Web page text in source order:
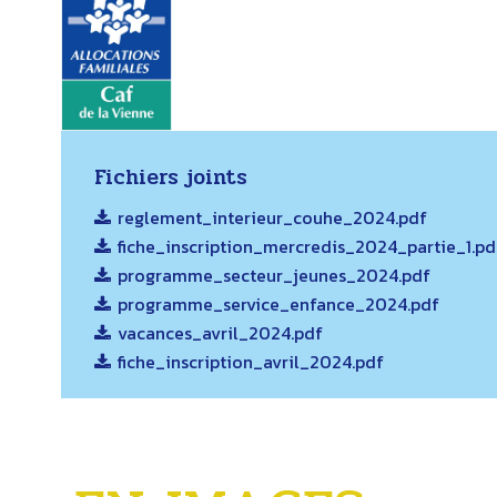
Fichiers joints
reglement_interieur_couhe_2024.pdf
programme_secteur_jeunes_2024.pdf
programme_service_enfance_2024.pdf
vacances_avril_2024.pdf
fiche_inscription_avril_2024.pdf